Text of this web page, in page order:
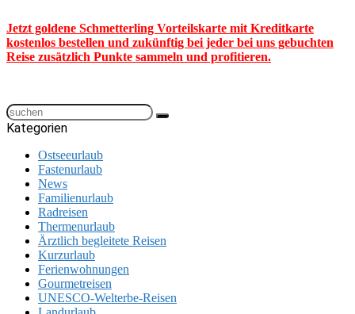
Jetzt goldene Schmetterling Vorteilskarte mit Kreditkarte
kostenlos bestellen und zukünftig bei jeder bei uns gebuchten
Reise zusätzlich Punkte sammeln und profitieren.
Kategorien
Ostseeurlaub
Fastenurlaub
News
Familienurlaub
Radreisen
Thermenurlaub
Ärztlich begleitete Reisen
Kurzurlaub
Ferienwohnungen
Gourmetreisen
UNESCO-Welterbe-Reisen